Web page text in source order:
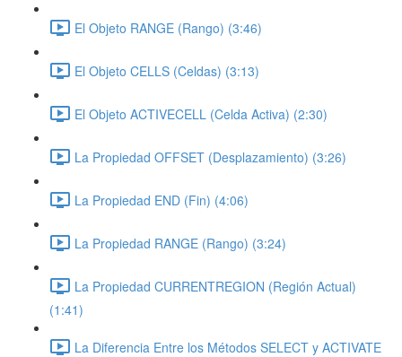
El Objeto RANGE (Rango) (3:46)
El Objeto CELLS (Celdas) (3:13)
El Objeto ACTIVECELL (Celda Activa) (2:30)
La Propiedad OFFSET (Desplazamiento) (3:26)
La Propiedad END (Fin) (4:06)
La Propiedad RANGE (Rango) (3:24)
La Propiedad CURRENTREGION (Región Actual)
(1:41)
La Diferencia Entre los Métodos SELECT y ACTIVATE